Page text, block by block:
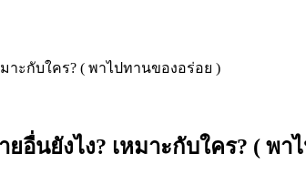
มาะกับใคร? ( พาไปทานของอร่อย )
ยอื่นยังไง? เหมาะกับใคร? ( พา